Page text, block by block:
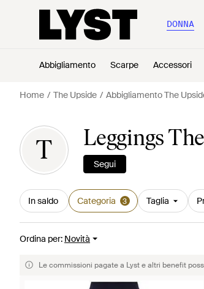
DONNA
Abbigliamento Scarpe Accessori
Home The Upside Abbigliamento The
T Leggings
Segui
In saldo Categoria 3 Taglia
Ordina per: Novità
Le commissioni pagate a Lyst e altri benefit